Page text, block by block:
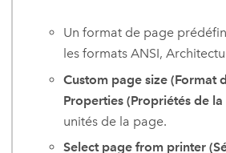
Un format de page
les formats ANSI,
Custom page size (Format
Properties (Propriétés de
unités de la page.
Select page from printer